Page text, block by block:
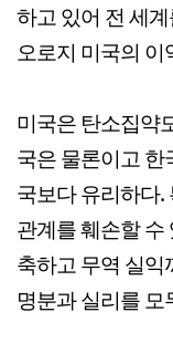
하고 있어 전 세
오로지 미국의
미국은 탄소집약
국은 물론이고 한
국보다 유리하다.
관계를 훼손할
축하고 무역 실
명분과 실리를 모